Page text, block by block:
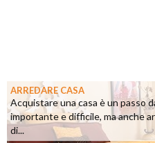
ARREDARE CASA
Acquistare una casa è un passo
importante e difficile, ma anche
di...